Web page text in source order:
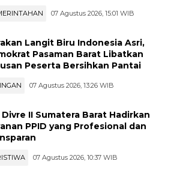
07 Agustus 2026, 15:01 WIB
Langit Biru Indonesia Asri,
Pasaman Barat Libatkan
Peserta Bersihkan Pantai
07 Agustus 2026, 13:26 WIB
Divre II Sumatera Barat Hadirkan
PPID yang Profesional dan
07 Agustus 2026, 10:37 WIB